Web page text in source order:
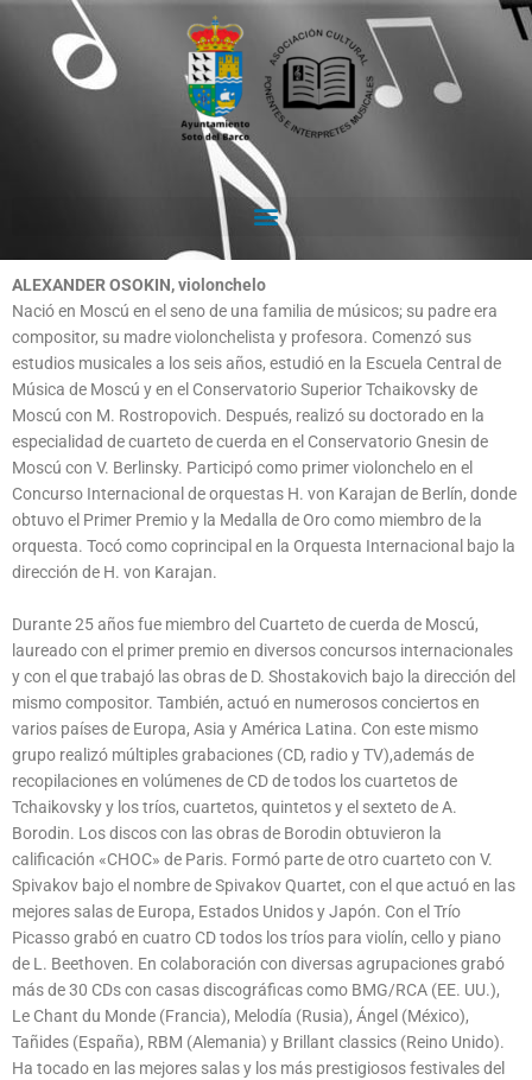
contenido
ALEXANDER OSOKIN, violonchelo
Nació en Moscú en el seno de una familia de músicos; su padre era
compositor, su madre violonchelista y profesora. Comenzó sus
estudios musicales a los seis años, estudió en la Escuela Central de
Música de Moscú y en el Conservatorio Superior Tchaikovsky de
Moscú con M. Rostropovich. Después, realizó su doctorado en la
especialidad de cuarteto de cuerda en el Conservatorio Gnesin de
Moscú con V. Berlinsky. Participó como primer violonchelo en el
Concurso Internacional de orquestas H. von Karajan de Berlín, donde
obtuvo el Primer Premio y la Medalla de Oro como miembro de la
orquesta. Tocó como coprincipal en la Orquesta Internacional bajo la
dirección de H. von Karajan.
Durante 25 años fue miembro del Cuarteto de cuerda de Moscú,
laureado con el primer premio en diversos concursos internacionales
y con el que trabajó las obras de D. Shostakovich bajo la dirección del
mismo compositor. También, actuó en numerosos conciertos en
varios países de Europa, Asia y América Latina. Con este mismo
grupo realizó múltiples grabaciones (CD, radio y TV),además de
recopilaciones en volúmenes de CD de todos los cuartetos de
Tchaikovsky y los tríos, cuartetos, quintetos y el sexteto de A.
Borodin. Los discos con las obras de Borodin obtuvieron la
calificación «CHOC» de Paris. Formó parte de otro cuarteto con V.
Spivakov bajo el nombre de Spivakov Quartet, con el que actuó en las
mejores salas de Europa, Estados Unidos y Japón. Con el Trío
Picasso grabó en cuatro CD todos los tríos para violín, cello y piano
de L. Beethoven. En colaboración con diversas agrupaciones grabó
más de 30 CDs con casas discográficas como BMG/RCA (EE. UU.),
Le Chant du Monde (Francia), Melodía (Rusia), Ángel (México),
Tañides (España), RBM (Alemania) y Brillant classics (Reino Unido).
Ha tocado en las mejores salas y los más prestigiosos festivales del